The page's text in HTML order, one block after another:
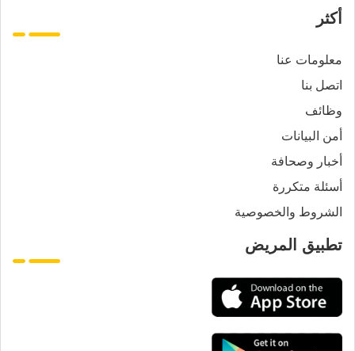
أكثر
معلومات عنا
اتصل بنا
وظائف
أمن البيانات
أخبار وصحافة
أسئلة متكررة
الشروط والخصوصية
تطبيق المريض